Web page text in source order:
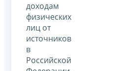
доходам
физических
лиц от
источников
в
Российской